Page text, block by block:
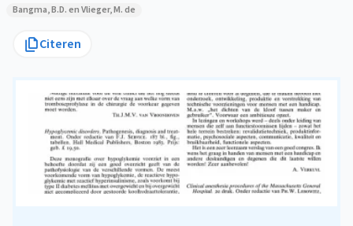
Bangma, B.D. en Vlieger, M. de
Citeren